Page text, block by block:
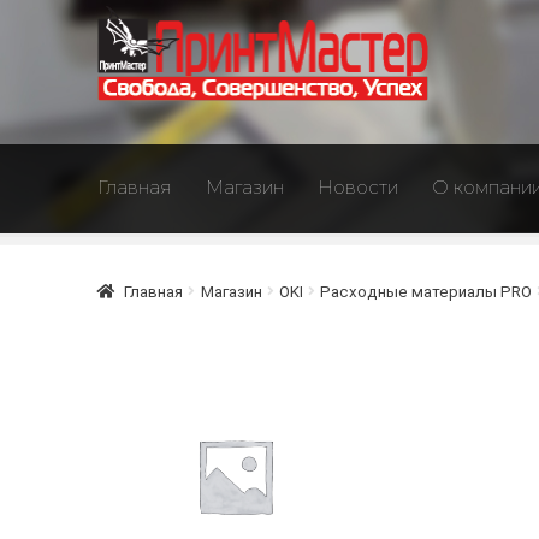
Перейти
к
навигации
Перейти
к
содержимому
Главная Магазин Новости О
Главная Магазин OKI Расходные материалы PRO